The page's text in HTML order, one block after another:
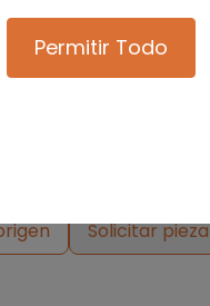
Solicitar pieza
Permitir Todo